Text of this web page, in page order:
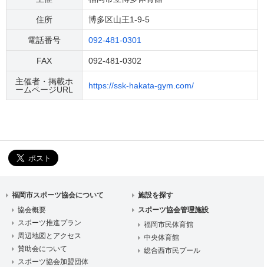
住所 博多区山王1-9-5
電話番号 092-481-0301
FAX 092-481-0302
主催者・掲載ホ
ームページURL
https://ssk-hakata-gym.com/
福岡市スポーツ協会について
協会概要
スポーツ推進プラン
周辺地図とアクセス
賛助会について
スポーツ協会加盟団体
施設を探す
スポーツ協会管理施設
福岡市民体育館
中央体育館
総合西市民プール